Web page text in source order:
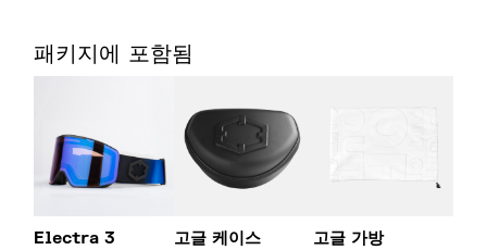
패키지에 포함됨
Electra 3
고글 케이스
고글 가방